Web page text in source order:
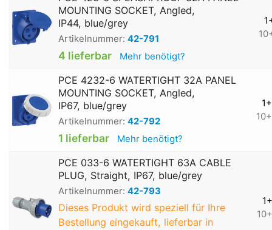
MOUNTING SOCKET, Angled,
IP44, blue/grey
Artikelnummer: 42-791
4 lieferbar Mehr benötigt?
PCE 4232-6 WATERTIGHT 32A PANEL
MOUNTING SOCKET, Angled,
IP67, blue/grey
Artikelnummer: 42-792
1 lieferbar Mehr benötigt?
1+
10+
PCE 033-6 WATERTIGHT 63A CABLE
PLUG, Straight, IP67, blue/grey
Artikelnummer: 42-793
Dieses Produkt wird speziell für Ihre
Bestellung eingekauft, lieferbar in
1+
10+